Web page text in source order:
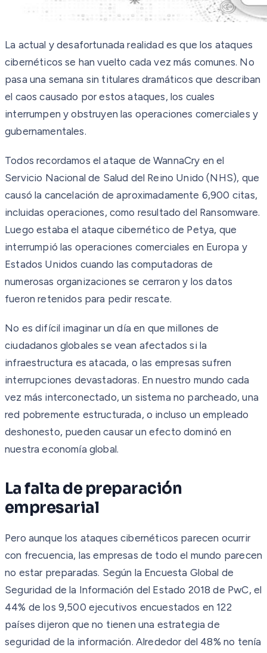
La actual y desafortunada realidad es que los ataques
cibernéticos se han vuelto cada vez más comunes. No
pasa una semana sin titulares dramáticos que describan
el caos causado por estos ataques, los cuales
interrumpen y obstruyen las operaciones comerciales y
gubernamentales.
Todos recordamos el ataque de WannaCry en el
Servicio Nacional de Salud del Reino Unido (NHS), que
causó la cancelación de aproximadamente 6,900 citas,
incluidas operaciones, como resultado del Ransomware.
Luego estaba el ataque cibernético de Petya, que
interrumpió las operaciones comerciales en Europa y
Estados Unidos cuando las computadoras de
numerosas organizaciones se cerraron y los datos
fueron retenidos para pedir rescate.
No es difícil imaginar un día en que millones de
ciudadanos globales se vean afectados si la
infraestructura es atacada, o las empresas sufren
interrupciones devastadoras. En nuestro mundo cada
vez más interconectado, un sistema no parcheado, una
red pobremente estructurada, o incluso un empleado
deshonesto, pueden causar un efecto dominó en
nuestra economía global.
La falta de preparación
empresarial
Pero aunque los ataques cibernéticos parecen ocurrir
con frecuencia, las empresas de todo el mundo parecen
no estar preparadas. Según la Encuesta Global de
Seguridad de la Información del Estado 2018 de PwC, el
44% de los 9,500 ejecutivos encuestados en 122
países dijeron que no tienen una estrategia de
seguridad de la información. Alrededor del 48% no tenía